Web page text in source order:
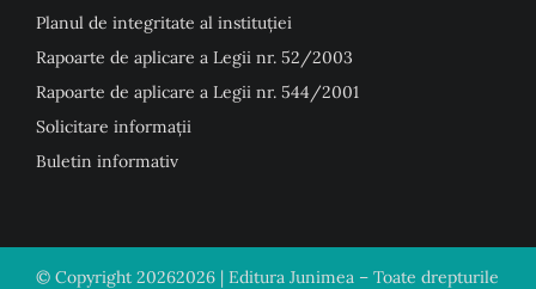
Planul de integritate al instituției
Rapoarte de aplicare a Legii nr. 52/2003
Rapoarte de aplicare a Legii nr. 544/2001
Solicitare informații
Buletin informativ
© Copyright 20262026 | Editura Junimea – Toate drepturile